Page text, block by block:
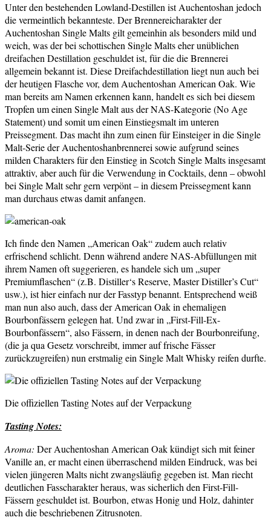
Unter den bestehenden Lowland-Destillen ist Auchentoshan jedoch
die vermeintlich bekannteste. Der Brennereicharakter der
Auchentoshan Single Malts gilt gemeinhin als besonders mild und
weich, was der bei schottischen Single Malts eher unüblichen
dreifachen Destillation geschuldet ist, für die die Brennerei
allgemein bekannt ist. Diese Dreifachdestillation liegt nun auch bei
der heutigen Flasche vor, dem Auchentoshan American Oak. Wie
man bereits am Namen erkennen kann, handelt es sich bei diesem
Tropfen um einen Single Malt aus der NAS-Kategorie (No Age
Statement) und somit um einen Einstiegsmalt im unteren
Preissegment. Das macht ihn zum einen für Einsteiger in die Single
Malt-Serie der Auchentoshanbrennerei sowie aufgrund seines
milden Charakters für den Einstieg in Scotch Single Malts insgesamt
attraktiv, aber auch für die Verwendung in Cocktails, denn – obwohl
bei Single Malt sehr gern verpönt – in diesem Preissegment kann
man durchaus etwas damit anfangen.
Ich finde den Namen „American Oak“ zudem auch relativ
erfrischend schlicht. Denn während andere NAS-Abfüllungen mit
ihrem Namen oft suggerieren, es handele sich um „super
Premiumflaschen“ (z.B. Distiller‘s Reserve, Master Distiller’s Cut“
usw.), ist hier einfach nur der Fasstyp benannt. Entsprechend weiß
man nun also auch, dass der American Oak in ehemaligen
Bourbonfässern gelegen hat. Und zwar in „First-Fill-Ex-
Bourbonfässern“, also Fässern, in denen nach der Bourbonreifung,
(die ja qua Gesetz vorschreibt, immer auf frische Fässer
zurückzugreifen) nun erstmalig ein Single Malt Whisky reifen durfte.
Die offiziellen Tasting Notes auf der Verpackung
Tasting Notes:
Aroma: Der Auchentoshan American Oak kündigt sich mit feiner
Vanille an, er macht einen überraschend milden Eindruck, was bei
vielen jüngeren Malts nicht zwangsläufig gegeben ist. Man riecht
deutlichen Fasscharakter heraus, was sicherlich den First-Fill-
Fässern geschuldet ist. Bourbon, etwas Honig und Holz, dahinter
auch die beschriebenen Zitrusnoten.